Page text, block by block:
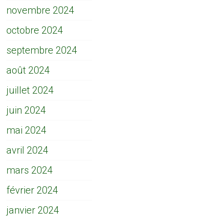
novembre 2024
octobre 2024
septembre 2024
août 2024
juillet 2024
juin 2024
mai 2024
avril 2024
mars 2024
février 2024
janvier 2024